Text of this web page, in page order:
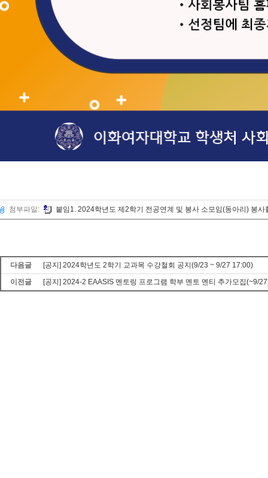
첨부파일: 붙임1. 2024학년도 제2학기 전공연계 및 봉사 소모임(동아리) 봉
다음글
[공지] 2024학년도 2학기 교과목 수강철회 공지(9/23 ~ 9/27 17:00)
이전글
[공지] 2024-2 EAASIS 멘토링 프로그램 학부 멘토 멘티 추가모집(~9/